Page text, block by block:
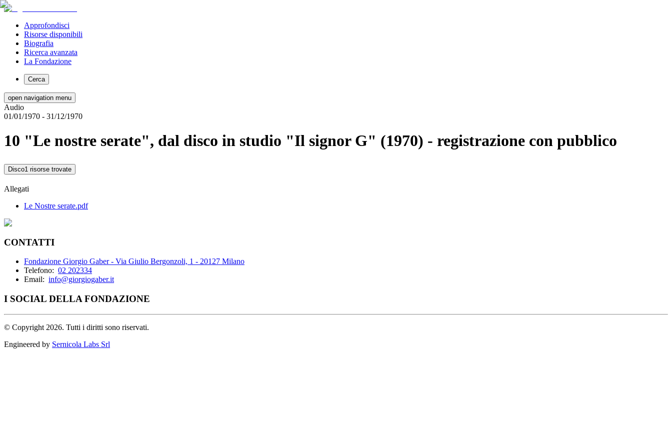
Approfondisci
Risorse disponibili
Biografia
Ricerca avanzata
La Fondazione
Cerca
open navigation menu
Audio
01/01/1970 - 31/12/1970
10 "Le nostre serate", dal disco in studio "Il signor G" (1970) - registrazione con pubblico
Disco1 risorse trovate
Allegati
Le Nostre serate.pdf
CONTATTI
Fondazione Giorgio Gaber - Via Giulio Bergonzoli, 1 - 20127 Milano
Telefono: 02 202334
Email: info@giorgiogaber.it
I SOCIAL DELLA FONDAZIONE
© Copyright 2026. Tutti i diritti sono riservati.
Engineered by Sernicola Labs Srl